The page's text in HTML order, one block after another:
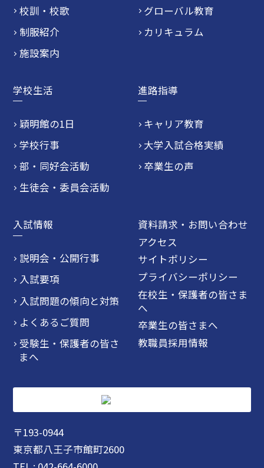
校訓・校歌
制服紹介
施設案内
グローバル教育
カリキュラム
学校生活
穎明館の1日
学校行事
部・同好会活動
生徒会・委員会活動
進路指導
キャリア教育
大学入試合格実績
卒業生の声
入試情報
説明会・公開行事
入試要項
入試問題の傾向と対策
よくあるご質問
受験生・保護者の皆さ
まへ
資料請求・お問い合わせ
アクセス
サイトポリシー
プライバシーポリシー
在校生・保護者の皆さま
へ
卒業生の皆さまへ
教職員採用情報
〒193-0944
東京都八王子市館町2600